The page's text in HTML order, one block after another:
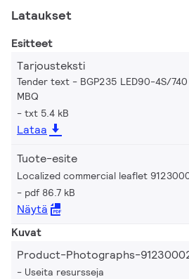
Lataukset
Esitteet
Tarjousteksti
Tender text - BGP235 LED90-4S/740
MBQ
txt 5.4 kB
Lataa
Tuote-esite
Localized commercial leaflet
pdf 86.7 kB
Näytä
Kuvat
Product-Photographs-
Useita resursseja